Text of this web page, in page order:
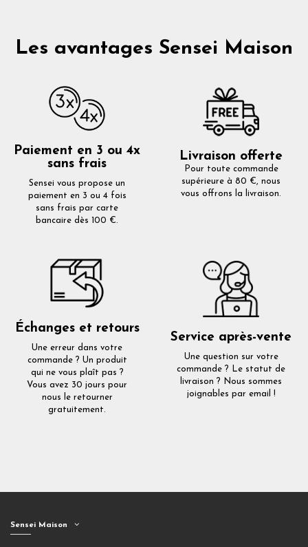
Les avantages Sensei Maison
Paiement en 3 ou 4x
sans frais
Sensei vous propose un
paiement en 3 ou 4 fois
sans frais par carte
bancaire dès 100 €.
Livraison offerte
Pour toute commande
supérieure à 80 €, nous
vous offrons la livraison.
Échanges et retours
Une erreur dans votre
commande ? Un produit
qui ne vous plaît pas ?
Vous avez 30 jours pour
nous le retourner
gratuitement.
Service après-vente
Une question sur votre
commande ? Le statut de
livraison ? Nous sommes
joignables par email !
Sensei Maison